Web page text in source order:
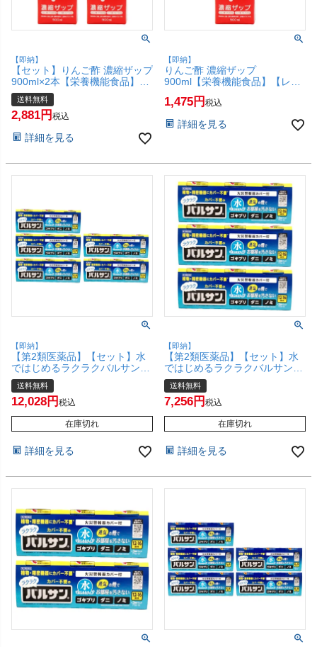
【即納】
【セット】りんご酢 濃縮ザップ
900ml×2本【栄養機能食品】
【レック】クエン酸 アミノ酸
バーモント酢 健康飲料【宅配便
送料無料】 (6057901-set1)
送料無料
2,881 税込
詳細を見る
【即納】
りんご酢 濃縮ザップ
900ml【栄養機能食品】【レッ
ク】クエン酸 アミノ酸 バーモ
ント酢 健康飲料【SBT】
1,475 税込
詳細を見る
【即納】
【第2類医薬品】【セット】水
ではじめるラクラクバルサン
12～16畳用 12g×3個パック
×5【レック株式会社/レックケ
ミカル】【その他医薬品/15
個】【宅配便送料無料】
(6056380-set3)
送料無料
12,028 税込
在庫切れ
詳細を見る
【即納】
【第2類医薬品】【セット】水
ではじめるラクラクバルサン
12～16畳用 12g×3個パック
×3【レック株式会社/レックケ
ミカル】【その他医薬品/9個】
【宅配便送料無料】 (6056380-
送料無料
7,256 税込
在庫切れ
詳細を見る